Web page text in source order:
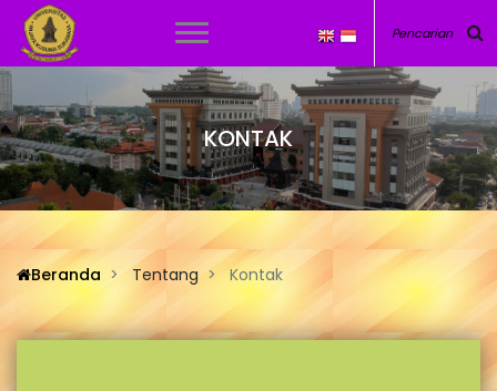
KONTAK
Beranda Tentang Kontak